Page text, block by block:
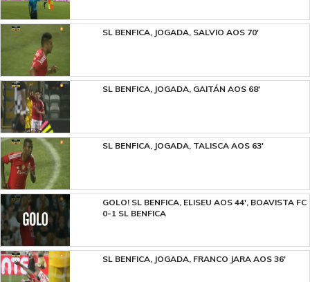
SL BENFICA, JOGADA, SALVIO AOS 70'
SL BENFICA, JOGADA, GAITÁN AOS 68'
SL BENFICA, JOGADA, TALISCA AOS 63'
GOLO! SL BENFICA, ELISEU AOS 44', BOAVISTA FC
0-1 SL BENFICA
SL BENFICA, JOGADA, FRANCO JARA AOS 36'